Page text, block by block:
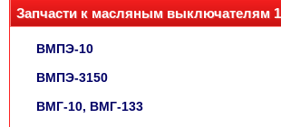
Запчасти к масляным выключателям
ВМПЭ-10
ВМПЭ-3150
ВМГ-10, ВМГ-133